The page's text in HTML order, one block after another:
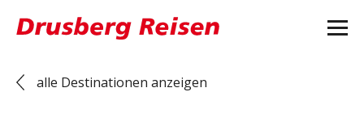
alle Destinationen anzeigen